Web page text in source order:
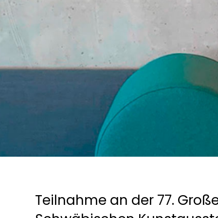
Teilnahme an der 77.